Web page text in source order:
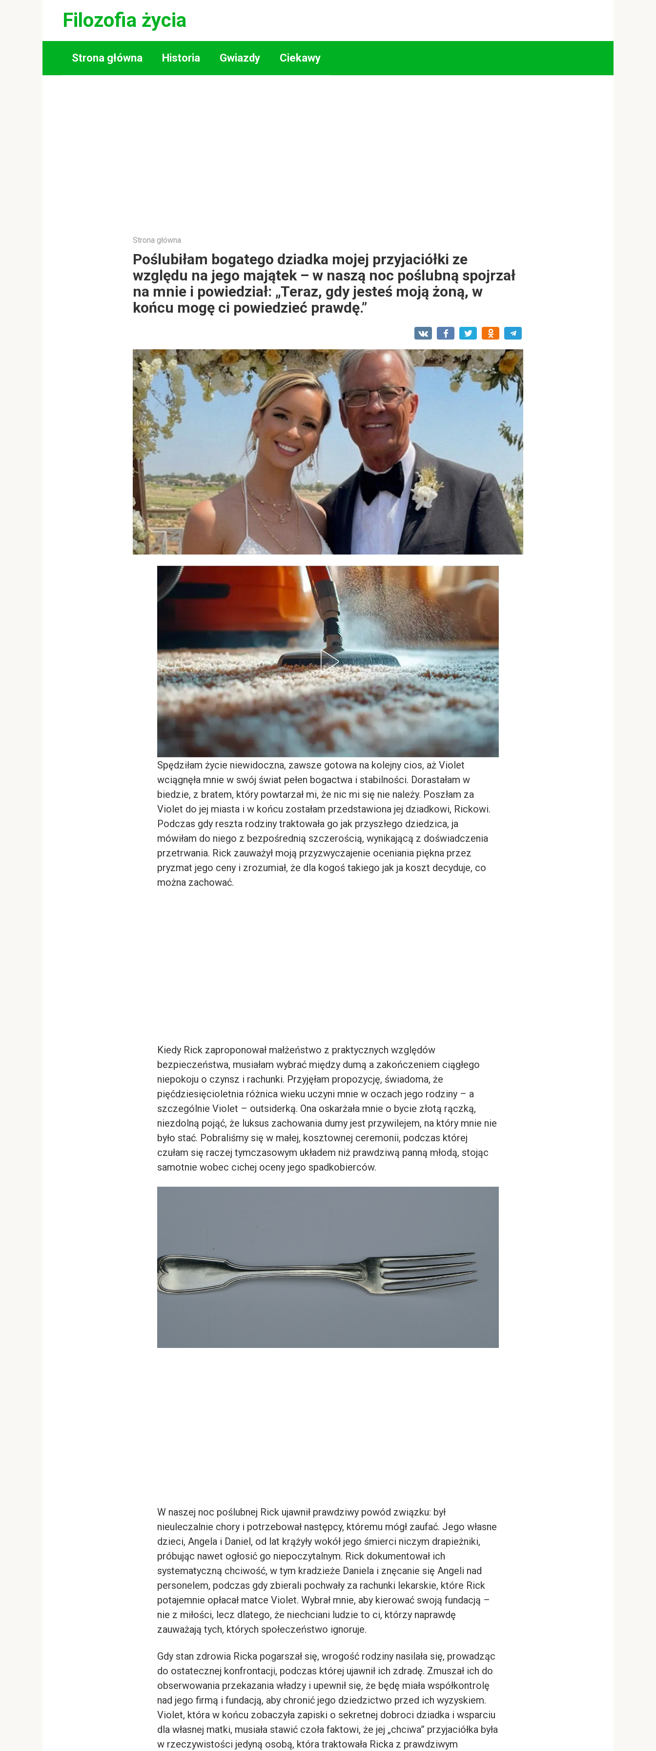
Filozofia życia
Strona główna Historia Gwiazdy Ciekawy
Strona główna
Poślubiłam bogatego dziadka mojej przyjaciółki ze
względu na jego majątek – w naszą noc poślubną spojrzał
na mnie i powiedział: „Teraz, gdy jesteś moją żoną, w
końcu mogę ci powiedzieć prawdę.”
Spędziłam życie niewidoczna, zawsze gotowa na kolejny cios, aż Violet
wciągnęła mnie w swój świat pełen bogactwa i stabilności. Dorastałam w
biedzie, z bratem, który powtarzał mi, że nic mi się nie należy. Poszłam za
Violet do jej miasta i w końcu zostałam przedstawiona jej dziadkowi, Rickowi.
Podczas gdy reszta rodziny traktowała go jak przyszłego dziedzica, ja
mówiłam do niego z bezpośrednią szczerością, wynikającą z doświadczenia
przetrwania. Rick zauważył moją przyzwyczajenie oceniania piękna przez
pryzmat jego ceny i zrozumiał, że dla kogoś takiego jak ja koszt decyduje, co
można zachować.
Kiedy Rick zaproponował małżeństwo z praktycznych względów
bezpieczeństwa, musiałam wybrać między dumą a zakończeniem ciągłego
niepokoju o czynsz i rachunki. Przyjęłam propozycję, świadoma, że
pięćdziesięcioletnia różnica wieku uczyni mnie w oczach jego rodziny – a
szczególnie Violet – outsiderką. Ona oskarżała mnie o bycie złotą rączką,
niezdolną pojąć, że luksus zachowania dumy jest przywilejem, na który mnie nie
było stać. Pobraliśmy się w małej, kosztownej ceremonii, podczas której
czułam się raczej tymczasowym układem niż prawdziwą panną młodą, stojąc
samotnie wobec cichej oceny jego spadkobierców.
W naszej noc poślubnej Rick ujawnił prawdziwy powód związku: był
nieuleczalnie chory i potrzebował następcy, któremu mógł zaufać. Jego własne
dzieci, Angela i Daniel, od lat krążyły wokół jego śmierci niczym drapieżniki,
próbując nawet ogłosić go niepoczytalnym. Rick dokumentował ich
systematyczną chciwość, w tym kradzieże Daniela i znęcanie się Angeli nad
personelem, podczas gdy zbierali pochwały za rachunki lekarskie, które Rick
potajemnie opłacał matce Violet. Wybrał mnie, aby kierować swoją fundacją –
nie z miłości, lecz dlatego, że niechciani ludzie to ci, którzy naprawdę
zauważają tych, których społeczeństwo ignoruje.
Gdy stan zdrowia Ricka pogarszał się, wrogość rodziny nasilała się, prowadząc
do ostatecznej konfrontacji, podczas której ujawnił ich zdradę. Zmuszał ich do
obserwowania przekazania władzy i upewnił się, że będę miała współkontrolę
nad jego firmą i fundacją, aby chronić jego dziedzictwo przed ich wyzyskiem.
Violet, która w końcu zobaczyła zapiski o sekretnej dobroci dziadka i wsparciu
dla własnej matki, musiała stawić czoła faktowi, że jej „chciwa” przyjaciółka była
w rzeczywistości jedyną osobą, która traktowała Ricka z prawdziwym